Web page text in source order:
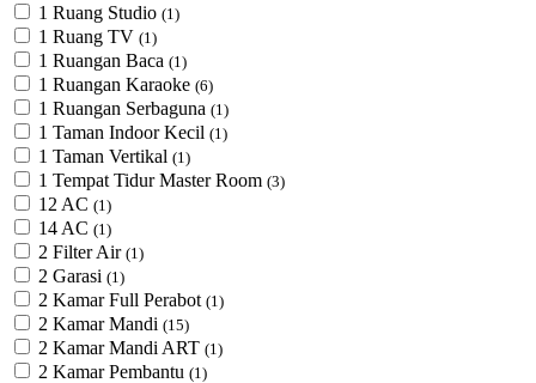
1 Ruang Studio (1)
1 Ruang TV (1)
1 Ruangan Baca (1)
1 Ruangan Karaoke (6)
1 Ruangan Serbaguna (1)
1 Taman Indoor Kecil (1)
1 Taman Vertikal (1)
1 Tempat Tidur Master Room (3)
12 AC (1)
14 AC (1)
2 Filter Air (1)
2 Garasi (1)
2 Kamar Full Perabot (1)
2 Kamar Mandi (15)
2 Kamar Mandi ART (1)
2 Kamar Pembantu (1)